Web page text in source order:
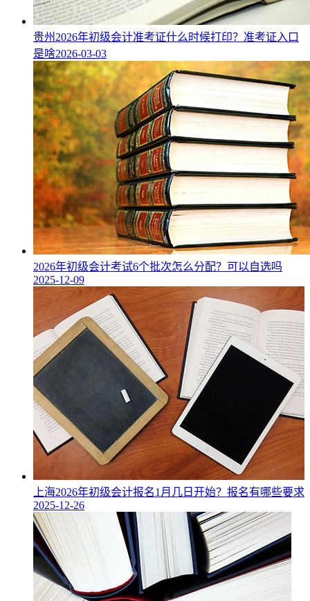
贵州2026年初级会计准考证什么时候打印？准考证入口
是啥2026-03-03
2026年初级会计考试6个批次怎么分配？可以自选吗
2025-12-09
上海2026年初级会计报名1月几日开始？报名有哪些要求
2025-12-26